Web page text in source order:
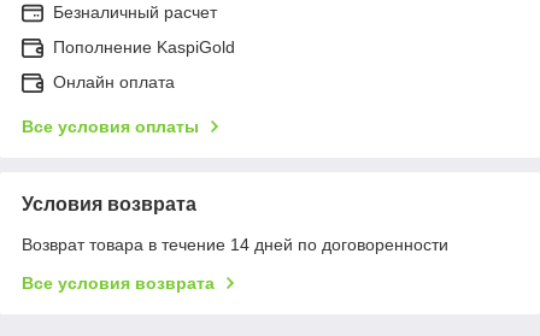
Безналичный расчет
Пополнение KaspiGold
Онлайн оплата
Все условия оплаты
Условия возврата
Возврат товара в течение 14 дней по договоренности
Все условия возврата